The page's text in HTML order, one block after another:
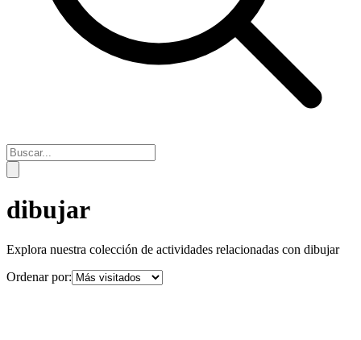
dibujar
Explora nuestra colección de actividades relacionadas con dibujar
Ordenar por: